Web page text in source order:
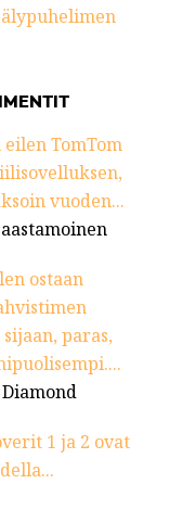
TomTom
vuoden...
ostaan
paras,
1 ja 2 ovat